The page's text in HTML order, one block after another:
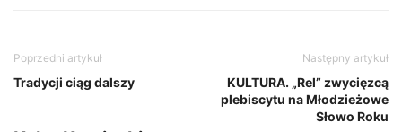
Poprzedni artykuł
Tradycji ciąg dalszy
Następny artykuł
KULTURA. „Rel” zwycięzcą
plebiscytu na Młodzieżowe
Słowo Roku